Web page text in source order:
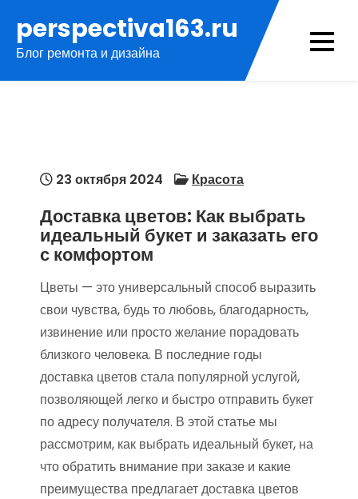
содержимому
perspectiva163.ru
Блог ремонта и дизайна
23 октября 2024 Красота
Доставка цветов: Как выбрать
идеальный букет и заказать его
с комфортом
Цветы — это универсальный способ выразить
свои чувства, будь то любовь, благодарность,
извинение или просто желание порадовать
близкого человека. В последние годы
доставка цветов стала популярной услугой,
позволяющей легко и быстро отправить букет
по адресу получателя. В этой статье мы
рассмотрим, как выбрать идеальный букет, на
что обратить внимание при заказе и какие
преимущества предлагает доставка цветов